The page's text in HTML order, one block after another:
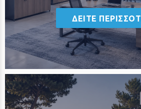
<
ΔΕΙΤΕ